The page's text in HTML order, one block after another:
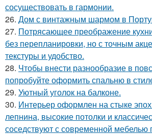
сосуществовать в гармонии.
26. Дом с винтажным шармом в
27. Потрясающее преображение
без перепланировки, но с точным
текстуры и удобство.
28. Чтобы внести разнообразие в
попробуйте оформить спальню в
29. Уютный уголок на балконе.
30. Интерьер оформлен на стыке
лепнина, высокие потолки и
соседствуют с современной